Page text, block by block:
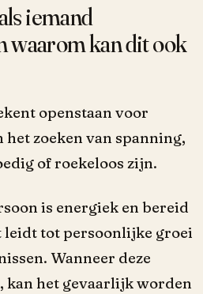
iemand
waarom kan dit ook
openstaan voor
zoeken van spanning,
of roekeloos zijn.
is energiek en bereid
leidt tot persoonlijke groei
Wanneer deze
kan het gevaarlijk worden